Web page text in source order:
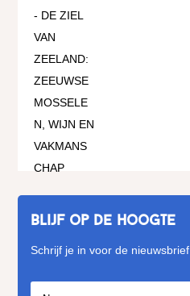
Blijf op de hoogte
Schrijf je in voor de nieuwsbrief